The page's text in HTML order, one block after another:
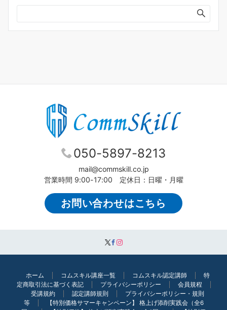
ブ
050-5897-8213
mail@commskill.co.jp
営業時間 9:00-17:00 定休日：日曜・月曜
お問い合わせはこちら
ホーム コムスキル講座一覧 コムスキル認定講師
特
定商取引法に基づく表記
プライバシーポリシー
会員規程
受講規約
認定講師規則
プライバシーポリシー・規則
等
【特別価格サマーキャンペーン】 格上げ添削実践会（全6